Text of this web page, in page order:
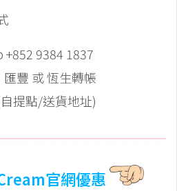
+852 9384 1837
豐 或 恆生轉帳
提點/送貨地址)
官網優惠